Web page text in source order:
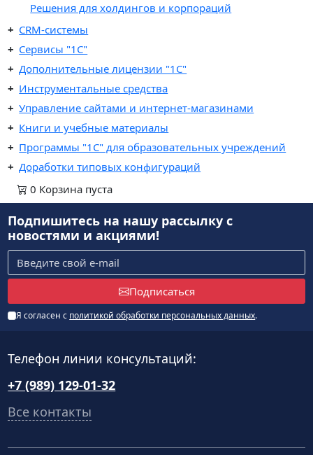
Решения для холдингов и корпораций
CRM-системы
Сервисы "1С"
Дополнительные лицензии "1С"
Инструментальные средства
Управление сайтами и интернет-магазинами
Книги и учебные материалы
Программы "1С" для образовательных учреждений
Доработки типовых конфигураций
0 Корзина пуста
Подпишитесь на нашу рассылкус
новостями и акциями!
Подписаться
Я согласен с политикой обработки персональных данных.
Телефон линии консультаций:
+7 (989) 129-01-32
Все контакты